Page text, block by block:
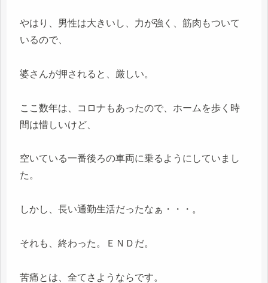
やはり、男性は大きいし、力が強く、筋肉もついて
いるので、
婆さんが押されると、厳しい。
ここ数年は、コロナもあったので、ホームを歩く時
間は惜しいけど、
空いている一番後ろの車両に乗るようにしていまし
た。
しかし、長い通勤生活だったなぁ・・・。
それも、終わった。ＥＮＤだ。
苦痛とは、全てさようならです。